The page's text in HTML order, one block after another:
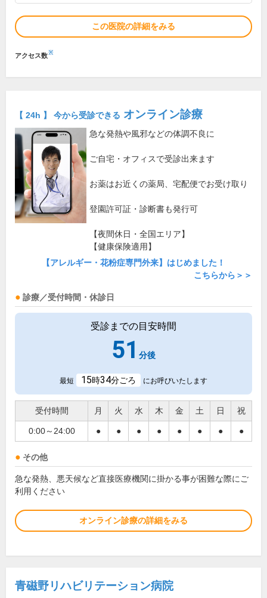
この医院の詳細をみる
アクセス数※
【 24h 】 今から受診できる オンライン診療
急な発熱や風邪などの体調不良に
ご自宅・オフィスで受診出来ます
お薬はお近くの薬局、宅配便でお受け取り
登園許可証・診断書も発行可
【夜間休日・全国エリア】
【健康保険適用】
【アレルギー・花粉症専門外来】はじめました！
こちらから＞＞
診療／受付時間・休診日
受診までの目安時間
51 分後
最短 15時34分ごろ にお呼びいたします
受付時間 月 火 水 木 金 土 日 祝
0:00～24:00 ● ● ● ● ● ● ● ●
その他
急な発熱、悪天候など直接医療機関に掛かる事が困難な際にご
利用ください
オンライン診療の詳細をみる
青磁野リハビリテーション病院